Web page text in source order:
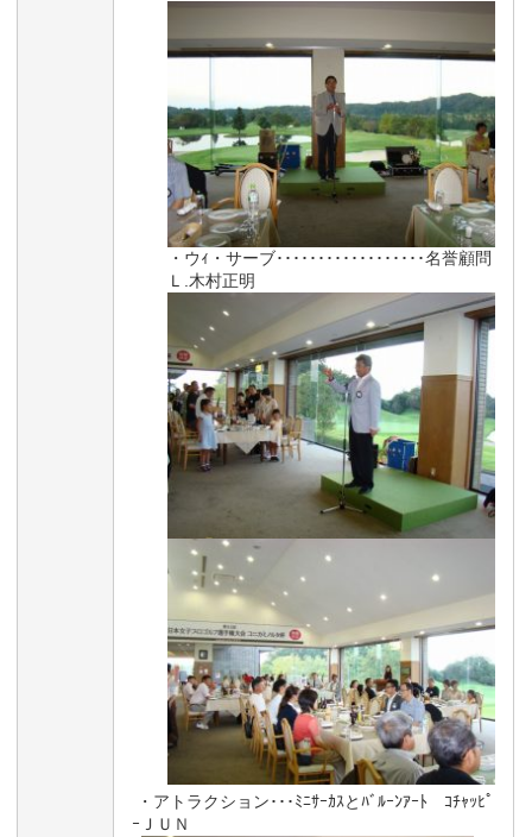
・ウｨ・サーブ･･････････････････名誉顧問
Ｌ.木村正明
・アトラクション･･･ﾐﾆｻｰｶｽとﾊﾞﾙｰﾝｱｰﾄ ｺﾁｬｯﾋﾟ
ｰＪＵＮ